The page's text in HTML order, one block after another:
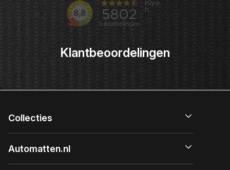
Klantbeoordelingen
Collecties
Automatten.nl